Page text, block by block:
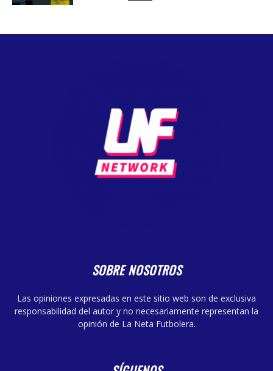
SOBRE NOSOTROS
Las opiniones expresadas en este sitio web son de exclusiva
responsabilidad del autor y no necesariamente representan la
opinión de La Neta Futbolera.